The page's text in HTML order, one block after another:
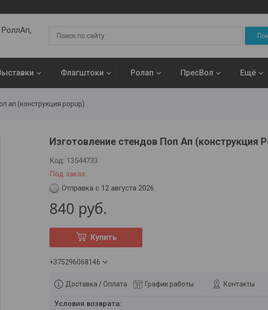
Флагштоки Ролап ПресВол Ещё
ап (конструкция popup)
Изготовление стендов Поп Ап (конструкция
Под заказ
Код: 13544733
Отправка с 12 августа 2026
840 руб.
Купить
+375296068146
Доставка / Оплата График работы Контакты